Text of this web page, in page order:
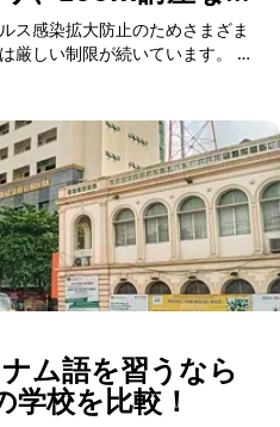
ス感染拡大防止のためさまざま
厳しい制限が続いています。 普
ストレスがたまっている在住者
ム語を習うなら
校を比較！